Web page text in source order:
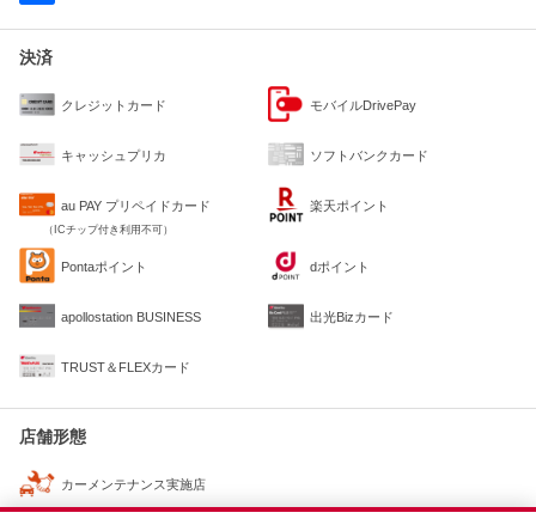
決済
クレジットカード モバイルDrivePay
キャッシュプリカ ソフトバンクカード
au PAY プリペイドカード
（ICチップ付き利用不可）
楽天ポイント
Pontaポイント dポイント
apollostation BUSINESS 出光Bizカード
TRUST＆FLEXカード
店舗形態
カーメンテナンス実施店